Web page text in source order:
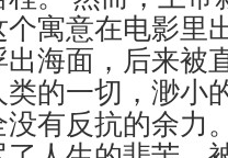
寓意在电影里
海面，后来被
的一切，渺小
有反抗的余力